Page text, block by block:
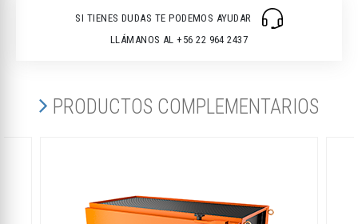
SI TIENES DUDAS TE PODEMOS AYUDAR
LLÁMANOS AL +56 22 964 2437
PRODUCTOS COMPLEMENTARIOS